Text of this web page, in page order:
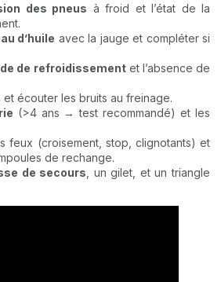
des pneus à froid et l’état de la
d’huile avec la jauge et compléter si
de refroidissementet l’absence de
et écouter les bruits au freinage.
(>4 ans → test recommandé) et les
feux (croisement, stop, clignotants) et
de rechange.
de secours , un gilet, et un triangle